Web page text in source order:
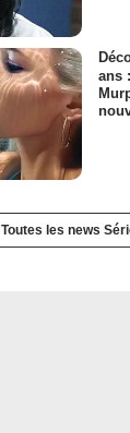
ans
Toutes les news